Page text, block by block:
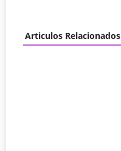
Articulos Relacionados